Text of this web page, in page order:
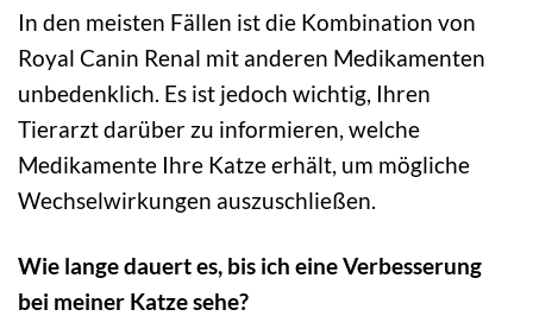
In den meisten Fällen ist die Kombination von
Royal Canin Renal mit anderen Medikamenten
unbedenklich. Es ist jedoch wichtig, Ihren
Tierarzt darüber zu informieren, welche
Medikamente Ihre Katze erhält, um mögliche
Wechselwirkungen auszuschließen.
Wie lange dauert es, bis ich eine Verbesserung
bei meiner Katze sehe?